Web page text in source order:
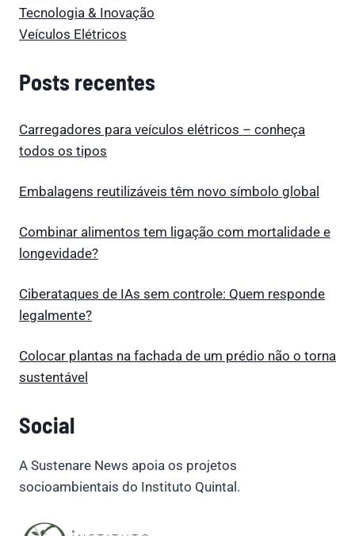
Tecnologia & Inovação
Veículos Elétricos
Posts recentes
Carregadores para veículos elétricos – conheça
todos os tipos
Embalagens reutilizáveis têm novo símbolo global
Combinar alimentos tem ligação com mortalidade e
longevidade?
Ciberataques de IAs sem controle: Quem responde
legalmente?
Colocar plantas na fachada de um prédio não o torna
sustentável
Social
A Sustenare News apoia os projetos
socioambientais do Instituto Quintal.